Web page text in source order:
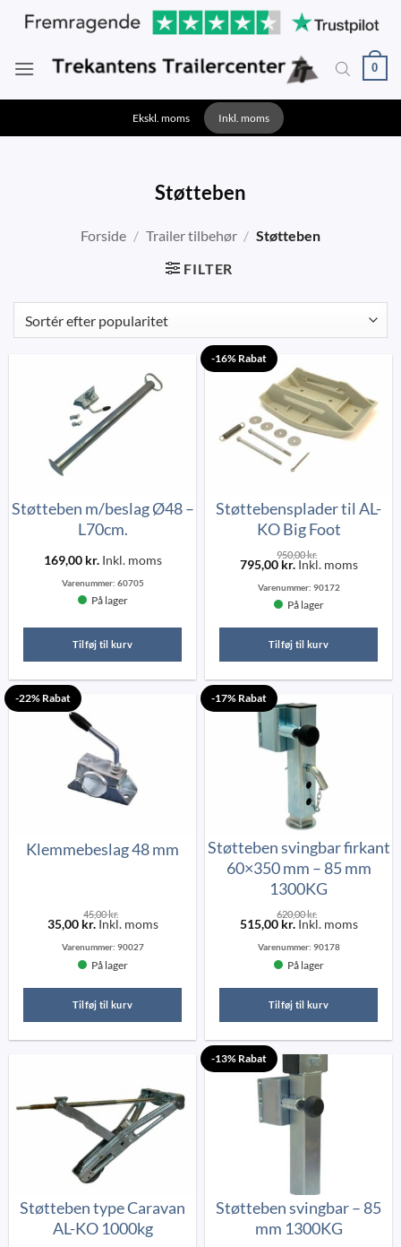
Fortsæt
0
Ekskl. moms Inkl. moms
Støtteben
Forside / Trailer tilbehør / Støtteben
FILTER
Støtteben m/beslag Ø48 –
L70cm.
169,00 kr.Inkl. moms
Varenummer: 60705
På lager
Tilføj til kurv
-16% Rabat
Støttebensplader til AL-
KO Big Foot
950,00kr.
795,00 kr.Inkl. moms
Varenummer: 90172
På lager
Tilføj til kurv
-22% Rabat
Klemmebeslag 48 mm
45,00kr.
35,00 kr.Inkl. moms
Varenummer: 90027
På lager
Tilføj til kurv
-17% Rabat
Støtteben svingbar firkant
60×350 mm – 85 mm
1300KG
620,00kr.
515,00 kr.Inkl. moms
Varenummer: 90178
På lager
Tilføj til kurv
Støtteben type Caravan
AL-KO 1000kg
-13% Rabat
Støtteben svingbar – 85
mm 1300KG